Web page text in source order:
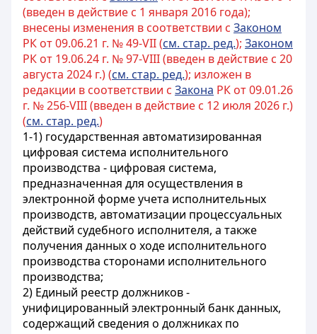
(введен в действие с 1 января 2016 года);
внесены изменения в соответствии с Законом
РК от 09.06.21 г. № 49-VII (см. стар. ред.); Законом
РК от 19.06.24 г. № 97-VIII (введен в действие с 20
августа 2024 г.) (см. стар. ред.); изложен в
редакции в соответствии с Закона РК от 09.01.26
г. № 256-VIII (введен в действие с 12 июля 2026 г.)
(см. стар. ред.)
1-1) государственная автоматизированная
цифровая система исполнительного
производства - цифровая система,
предназначенная для осуществления в
электронной форме учета исполнительных
производств, автоматизации процессуальных
действий судебного исполнителя, а также
получения данных о ходе исполнительного
производства сторонами исполнительного
производства;
2) Единый реестр должников -
унифицированный электронный банк данных,
содержащий сведения о должниках по